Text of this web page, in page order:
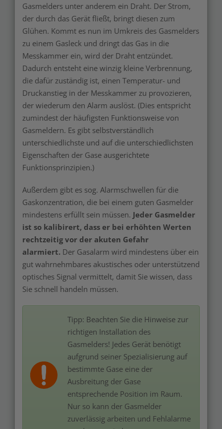
Gasmelders unter anderem ein Draht. Der Strom,
der durch das Gerät fließt, bringt diesen zum
Glühen. Kommt es nun im Umkreis des Gasmelders
zu einem Gasleck und dringt das Gas in die
Messkammer ein, wird der Draht entzündet.
Dadurch entsteht eine winzig kleine Verbrennung,
die dafür zuständig ist, einen Temperatur- und
Druckanstieg in der Messkammer zu provozieren,
der wiederum den Alarm auslöst. (Dies entspricht
zumindest der häufigsten Funktionsweise von
Gasmeldern. Es gibt selbstverständlich
unterschiedlichste und auf die unterschiedlichsten
Eigenschaften der Gase ausgerichtete
Funktionsprinzipien.)
Außerdem gibt es sog. Alarmschwellen für die
Gaskonzentration, die bei einem guten Gasmelder
mindestens erfüllt sein müssen. Jeder Gasmelder
ist so kalibirert, dass er bei erhöhten Werten
rechtzeitig vor der akuten Gefahr
alarmiert. Der Gasalarm wird mindestens über ein
gut wahrnehmbares akustisches oder unterstützend
optisches Signal vermittelt, damit Sie wissen, dass
Sie schnell handeln müssen.
Tipp: Beachten Sie die Hinweise zur
richtigen Installation des
Gasmelders! Jedes Gerät benötigt
aufgrund seiner Spezialisierung auf
bestimmte Gase eine der
Ausbreitung der Gase
entsprechende Position im Raum.
Nur so kann der Gasmelder
zuverlässig arbeiten und Fehlalarme